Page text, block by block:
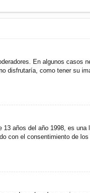
En algunos
disfrutaría, como tener su
años del año 1998, es
con el consentimiento de